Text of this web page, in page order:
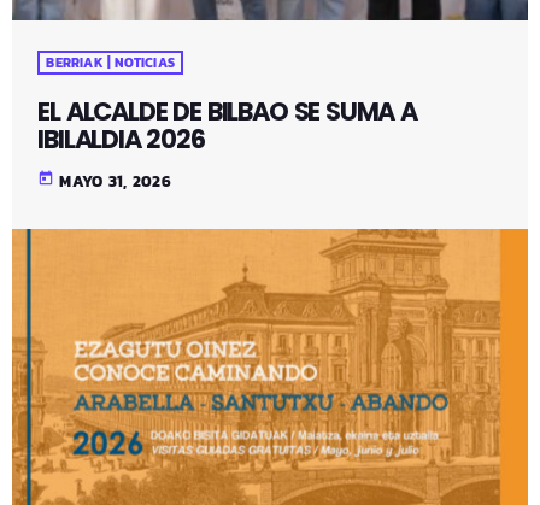
BERRIAK | NOTICIAS
EL ALCALDE DE BILBAO SE SUMA A
IBILALDIA 2026
today MAYO 31, 2026